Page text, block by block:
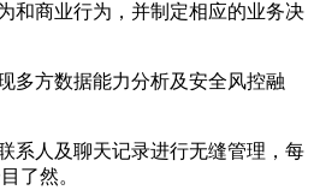
和商业行为，并制定相应的业务决
多方数据能力分析及安全风控融
系人及聊天记录进行无缝管理，每
了然。